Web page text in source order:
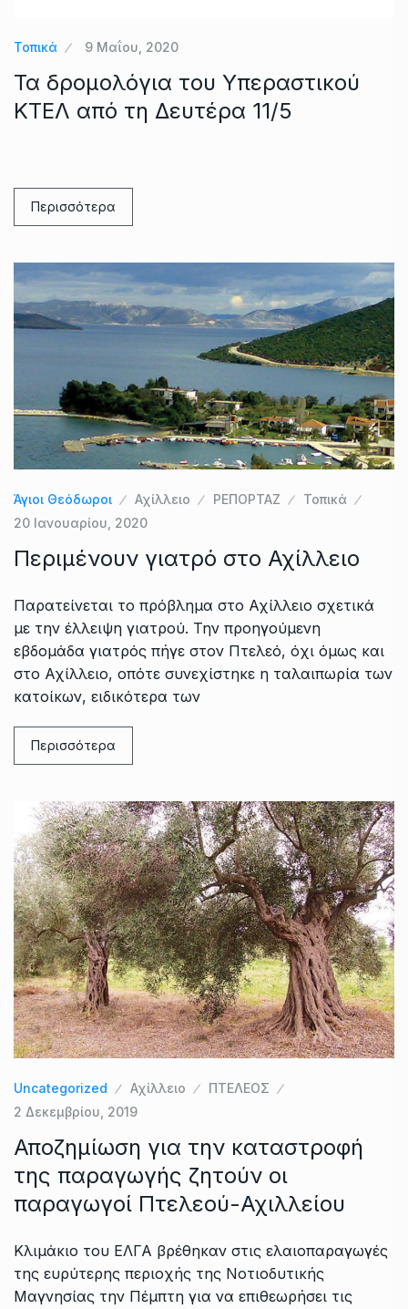
Τοπικά 9 Μαΐου, 2020
Τα δρομολόγια του Υπεραστικού
ΚΤΕΛ από τη Δευτέρα 11/5
Περισσότερα
Άγιοι Θεόδωροι Αχίλλειο ΡΕΠΟΡΤΑΖ
Τοπικά
20 Ιανουαρίου, 2020
Περιμένουν γιατρό στο Αχίλλειο
Παρατείνεται το πρόβλημα στο Αχίλλειο σχετικά
με την έλλειψη γιατρού. Την προηγούμενη
εβδομάδα γιατρός πήγε στον Πτελεό, όχι όμως και
στο Αχίλλειο, οπότε συνεχίστηκε η ταλαιπωρία των
κατοίκων, ειδικότερα των
Περισσότερα
Uncategorized Αχίλλειο
ΠΤΕΛΕΟΣ
2 Δεκεμβρίου, 2019
Αποζημίωση για την καταστροφή
της παραγωγής ζητούν οι
παραγωγοί Πτελεού-Αχιλλείου
Κλιμάκιο του ΕΛΓΑ βρέθηκαν στις ελαιοπαραγωγές
της ευρύτερης περιοχής της Νοτιοδυτικής
Μαγνησίας την Πέμπτη για να επιθεωρήσει τις